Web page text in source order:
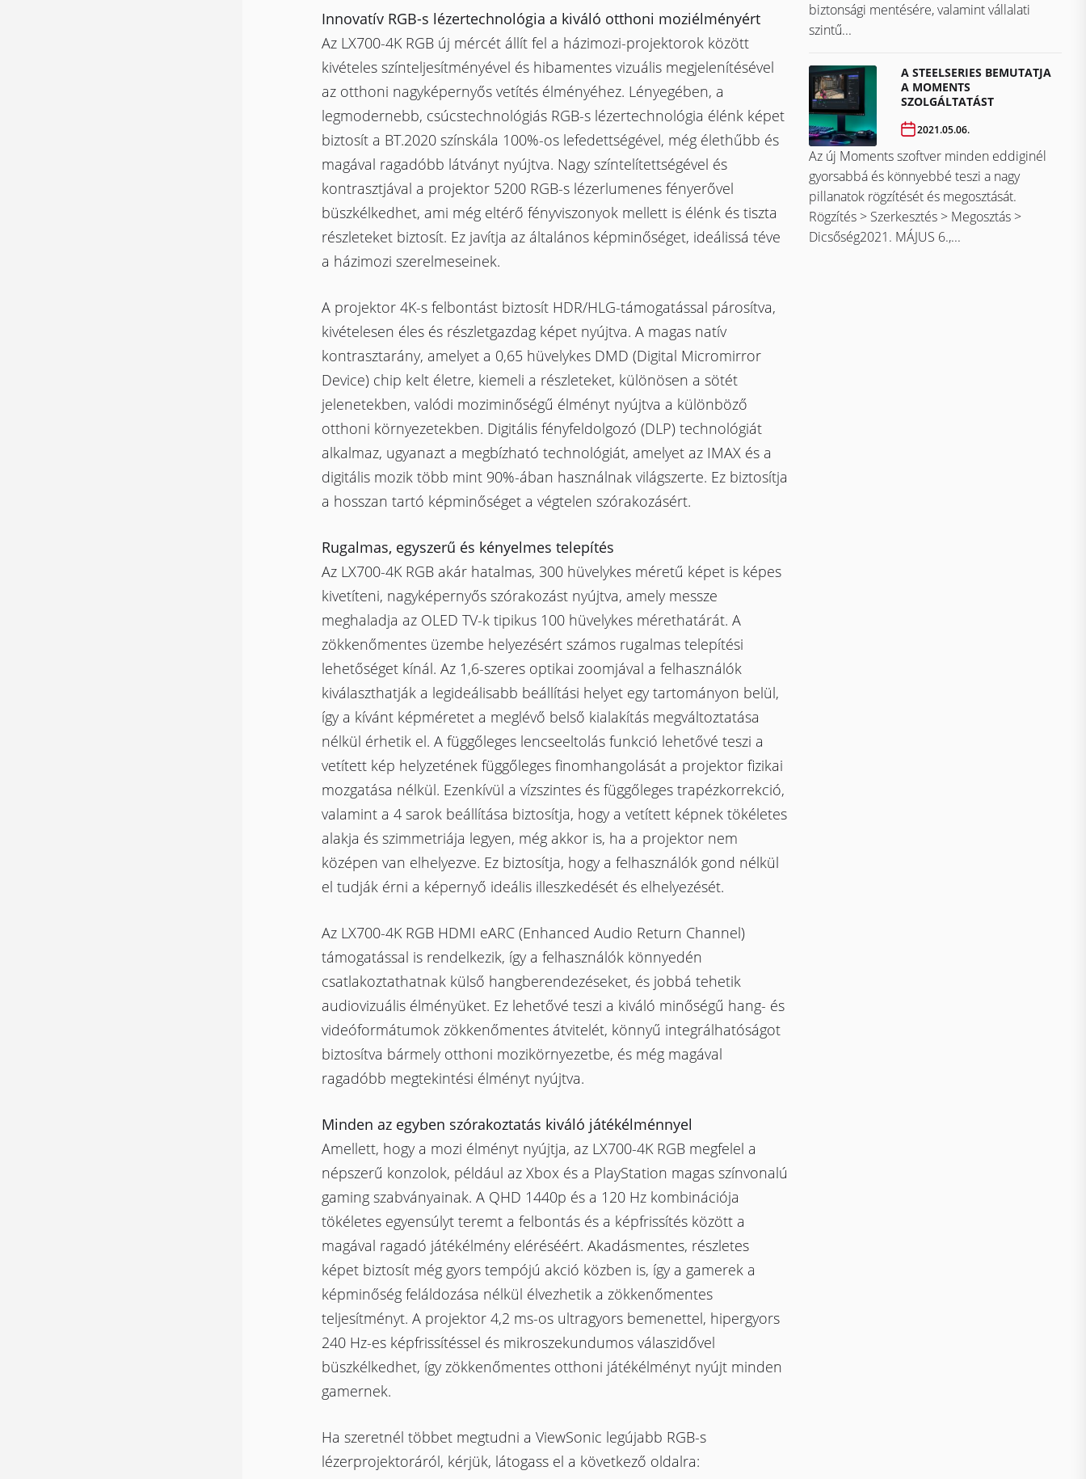
Innovatív RGB-s lézertechnológia a kiváló otthoni moziélményért
Az LX700-4K RGB új mércét állít fel a házimozi-projektorok között
kivételes színteljesítményével és hibamentes vizuális megjelenítésével
az otthoni nagyképernyős vetítés élményéhez. Lényegében, a
legmodernebb, csúcstechnológiás RGB-s lézertechnológia élénk képet
biztosít a BT.2020 színskála 100%-os lefedettségével, még élethűbb és
magával ragadóbb látványt nyújtva. Nagy színtelítettségével és
kontrasztjával a projektor 5200 RGB-s lézerlumenes fényerővel
büszkélkedhet, ami még eltérő fényviszonyok mellett is élénk és tiszta
részleteket biztosít. Ez javítja az általános képminőséget, ideálissá téve
a házimozi szerelmeseinek.
A projektor 4K-s felbontást biztosít HDR/HLG-támogatással párosítva,
kivételesen éles és részletgazdag képet nyújtva. A magas natív
kontrasztarány, amelyet a 0,65 hüvelykes DMD (Digital Micromirror
Device) chip kelt életre, kiemeli a részleteket, különösen a sötét
jelenetekben, valódi moziminőségű élményt nyújtva a különböző
otthoni környezetekben. Digitális fényfeldolgozó (DLP) technológiát
alkalmaz, ugyanazt a megbízható technológiát, amelyet az IMAX és a
digitális mozik több mint 90%-ában használnak világszerte. Ez biztosítja
a hosszan tartó képminőséget a végtelen szórakozásért.
Rugalmas, egyszerű és kényelmes telepítés
Az LX700-4K RGB akár hatalmas, 300 hüvelykes méretű képet is képes
kivetíteni, nagyképernyős szórakozást nyújtva, amely messze
meghaladja az OLED TV-k tipikus 100 hüvelykes mérethatárát. A
zökkenőmentes üzembe helyezésért számos rugalmas telepítési
lehetőséget kínál. Az 1,6-szeres optikai zoomjával a felhasználók
kiválaszthatják a legideálisabb beállítási helyet egy tartományon belül,
így a kívánt képméretet a meglévő belső kialakítás megváltoztatása
nélkül érhetik el. A függőleges lencseeltolás funkció lehetővé teszi a
vetített kép helyzetének függőleges finomhangolását a projektor fizikai
mozgatása nélkül. Ezenkívül a vízszintes és függőleges trapézkorrekció,
valamint a 4 sarok beállítása biztosítja, hogy a vetített képnek tökéletes
alakja és szimmetriája legyen, még akkor is, ha a projektor nem
középen van elhelyezve. Ez biztosítja, hogy a felhasználók gond nélkül
el tudják érni a képernyő ideális illeszkedését és elhelyezését.
Az LX700-4K RGB HDMI eARC (Enhanced Audio Return Channel)
támogatással is rendelkezik, így a felhasználók könnyedén
csatlakoztathatnak külső hangberendezéseket, és jobbá tehetik
audiovizuális élményüket. Ez lehetővé teszi a kiváló minőségű hang- és
videóformátumok zökkenőmentes átvitelét, könnyű integrálhatóságot
biztosítva bármely otthoni mozikörnyezetbe, és még magával
ragadóbb megtekintési élményt nyújtva.
Minden az egyben szórakoztatás kiváló játékélménnyel
Amellett, hogy a mozi élményt nyújtja, az LX700-4K RGB megfelel a
népszerű konzolok, például az Xbox és a PlayStation magas színvonalú
gaming szabványainak. A QHD 1440p és a 120 Hz kombinációja
tökéletes egyensúlyt teremt a felbontás és a képfrissítés között a
magával ragadó játékélmény eléréséért. Akadásmentes, részletes
képet biztosít még gyors tempójú akció közben is, így a gamerek a
képminőség feláldozása nélkül élvezhetik a zökkenőmentes
teljesítményt. A projektor 4,2 ms-os ultragyors bemenettel, hipergyors
240 Hz-es képfrissítéssel és mikroszekundumos válaszidővel
büszkélkedhet, így zökkenőmentes otthoni játékélményt nyújt minden
gamernek.
Ha szeretnél többet megtudni a ViewSonic legújabb RGB-s
lézerprojektoráról, kérjük, látogass el a következő oldalra:
biztonsági mentésére, valamint vállalati
szintű...
A STEELSERIES BEMUTATJA
A MOMENTS
SZOLGÁLTATÁST
2021.05.06.
Az új Moments szoftver minden eddiginél
gyorsabbá és könnyebbé teszi a nagy
pillanatok rögzítését és megosztását.
Rögzítés > Szerkesztés > Megosztás >
Dicsőség2021. MÁJUS 6.,...